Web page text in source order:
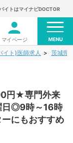
イトはマイナビDOCTOR
マイページ MENU
イト)医師求人 茨城県
円★専門外来
日◎9時～16時
にもおすすめ